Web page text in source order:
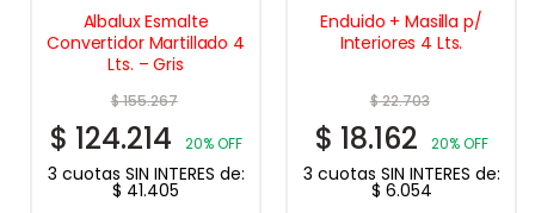
Albalux Esmalte
Convertidor Martillado 4
Lts. – Gris
$155.267
$ 124.214 20% OFF
3 cuotas SIN INTERES de:
$ 41.405
Enduido + Masilla p/
Interiores 4 Lts.
$22.703
$ 18.162 20% OFF
3 cuotas SIN INTERES de:
$ 6.054